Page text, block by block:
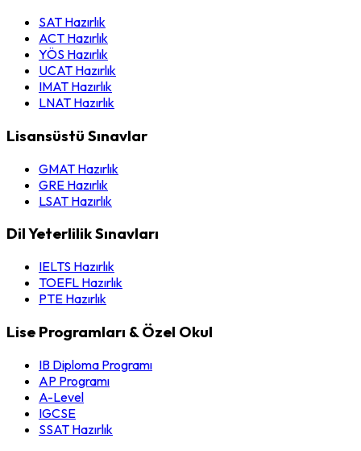
SAT Hazırlık
ACT Hazırlık
YÖS Hazırlık
UCAT Hazırlık
IMAT Hazırlık
LNAT Hazırlık
Lisansüstü Sınavlar
GMAT Hazırlık
GRE Hazırlık
LSAT Hazırlık
Dil Yeterlilik Sınavları
IELTS Hazırlık
TOEFL Hazırlık
PTE Hazırlık
Lise Programları & Özel Okul
IB Diploma Programı
AP Programı
A-Level
IGCSE
SSAT Hazırlık